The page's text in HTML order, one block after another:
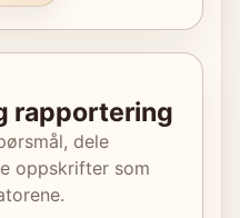
rapportering
dele
oppskrifter som